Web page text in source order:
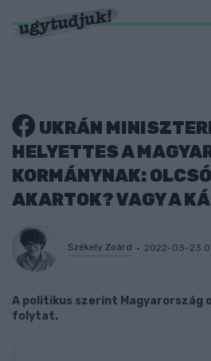
UKRÁN
HELYETTES A
KORMÁNYNAK:
AKARTOK? VAGY A
Székely Zoárd 2022-03-23
A politikus szerint
folytat.